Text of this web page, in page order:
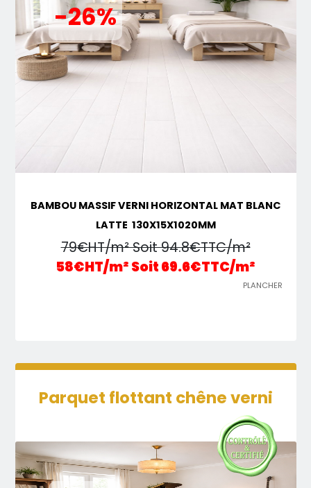
-26%
BAMBOU MASSIF VERNI HORIZONTAL MAT BLANC
LATTE 130X15X1020MM
79€HT/m² Soit 94.8€TTC/m²
58€HT/m² Soit 69.6€TTC/m²
PLANCHER
Parquet flottant chêne verni